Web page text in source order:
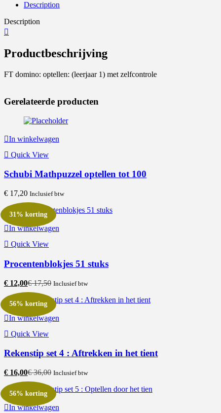
Description
Description
Productbeschrijving
FT domino: optellen: (leerjaar 1) met zelfcontrole
Gerelateerde producten
In winkelwagen
Quick View
Schubi Mathpuzzel optellen tot 100
€ 17,20 Inclusief btw
31% korting
In winkelwagen
Quick View
Procentenblokjes 51 stuks
€ 12,00€17,50 Inclusief btw
56% korting
In winkelwagen
Quick View
Rekenstip set 4 : Aftrekken in het tient
€ 16,00€36,00 Inclusief btw
56% korting
In winkelwagen